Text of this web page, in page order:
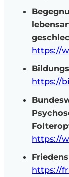
https://
https://
https://
https://